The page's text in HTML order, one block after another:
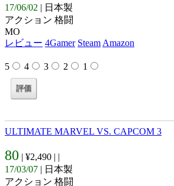
17/06/02 | 日本製
アクション 格闘
MO
レビュー 4Gamer Steam Amazon
5 4 3 2 1
ULTIMATE MARVEL VS. CAPCOM 3
80 | ¥2,490 | |
17/03/07 | 日本製
アクション 格闘